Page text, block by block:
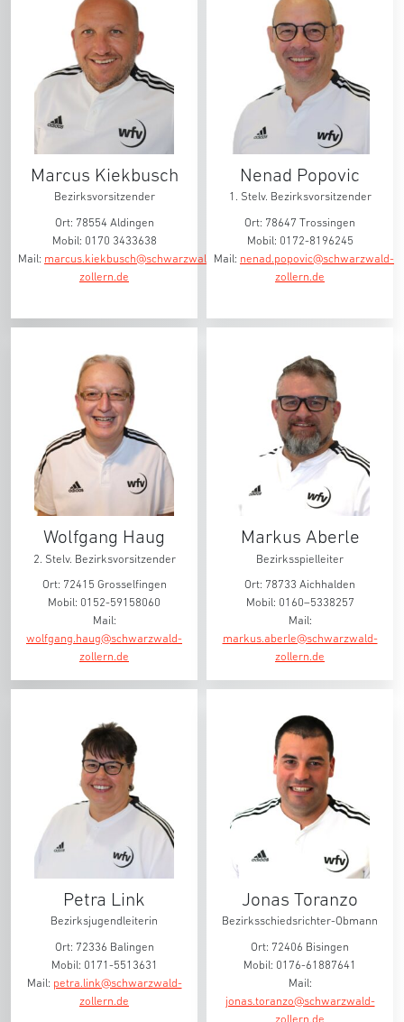
Marcus Kiekbusch
Bezirksvorsitzender
Ort: 78554 Aldingen
Mobil: 0170 3433638
Mail: marcus.kiekbusch@schwarzwald-
zollern.de
Nenad Popovic
1. Stelv. Bezirksvorsitzender
Ort: 78647 Trossingen
Mobil: 0172-8196245
Mail: nenad.popovic@schwarzwald-
zollern.de
Wolfgang Haug
2. Stelv. Bezirksvorsitzender
Ort: 72415 Grosselfingen
Mobil: 0152-59158060
Mail:
wolfgang.haug@schwarzwald-
zollern.de
Markus Aberle
Bezirksspielleiter
Ort: 78733 Aichhalden
Mobil: 0160–5338257
Mail:
markus.aberle@schwarzwald-
zollern.de
Petra Link
Bezirksjugendleiterin
Ort: 72336 Balingen
Mobil: 0171-5513631
Mail: petra.link@schwarzwald-
zollern.de
Jonas Toranzo
Bezirksschiedsrichter-Obmann
Ort: 72406 Bisingen
Mobil: 0176-61887641
Mail:
jonas.toranzo@schwarzwald-
zollern.de